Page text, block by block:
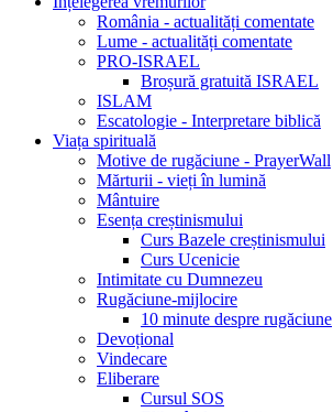
România - actualități comentate
Lume - actualități comentate
PRO-ISRAEL
Broșură gratuită ISRAEL
ISLAM
Escatologie - Interpretare biblică
Viața spirituală
Motive de rugăciune - PrayerWall
Mărturii - vieți în lumină
Mântuire
Esența creștinismului
Curs Bazele creștinismului
Curs Ucenicie
Intimitate cu Dumnezeu
Rugăciune-mijlocire
10 minute despre rugăciune
Devoțional
Vindecare
Eliberare
Cursul SOS